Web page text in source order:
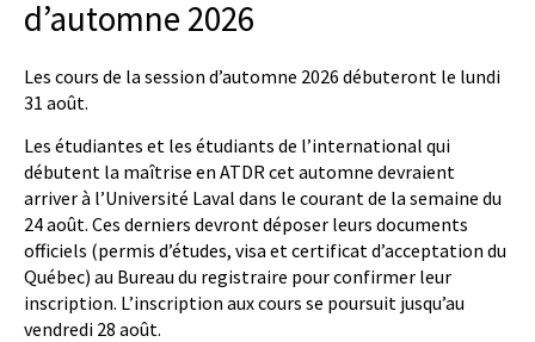
d’automne 2026
Les cours de la session d’automne 2026 débuteront le lundi
31 août.
Les étudiantes et les étudiants de l’international qui
débutent la maîtrise en ATDR cet automne devraient
arriver à l’Université Laval dans le courant de la semaine du
24 août. Ces derniers devront déposer leurs documents
officiels (permis d’études, visa et certificat d’acceptation du
Québec) au Bureau du registraire pour confirmer leur
inscription. L’inscription aux cours se poursuit jusqu’au
vendredi 28 août.